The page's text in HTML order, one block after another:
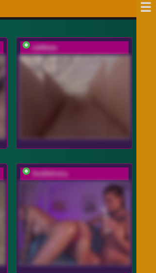
vattttaaa
SexDelivery